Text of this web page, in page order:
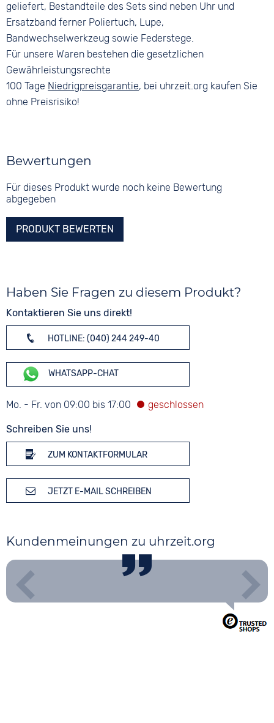
geliefert, Bestandteile des Sets sind neben Uhr und
Ersatzband ferner Poliertuch, Lupe,
Bandwechselwerkzeug sowie Federstege.
Für unsere Waren bestehen die gesetzlichen
Gewährleistungsrechte
100 Tage Niedrigpreisgarantie, bei uhrzeit.org kaufen Sie
ohne Preisrisiko!
Bewertungen
Für dieses Produkt wurde noch keine Bewertung
abgegeben
PRODUKT BEWERTEN
Haben Sie Fragen zu diesem Produkt?
Kontaktieren Sie uns direkt!
HOTLINE: (040) 244 249-40
WHATSAPP-CHAT
Mo. - Fr. von 09:00 bis 17:00
Schreiben Sie uns!
ZUM KONTAKTFORMULAR
JETZT E-MAIL SCHREIBEN
Kundenmeinungen zu uhrzeit.org